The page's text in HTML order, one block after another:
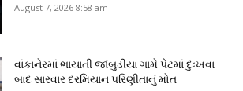
August 7, 2026 8:58 am
વાંકાનેરમાં ભાયાતી જાંબુડીયા ગામે પેટમાં દુઃખવા
બાદ સારવાર દરમિયાન પરિણીતાનું મોત